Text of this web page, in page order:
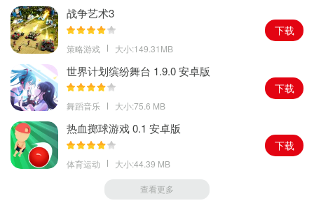
奇迹mu正宗续作是一款UE4电影级别魔幻手游，游戏的故事剧情、
人物、玩法等不同的元素都继承了奇迹mu，打造了最顶级的游戏画
面效果，颠覆了传统奇迹的华丽，为游戏玩家们带来了最正统的续
作，开始在这里重聚，去进行全新游戏世界的探索，重回巅峰时
刻。
战争艺术3
策略游戏 大小:149.31MB
下载
世界计划缤纷舞台 1.9.0 安卓版
舞蹈音乐 大小:75.6 MB
下载
热血掷球游戏 0.1 安卓版
体育运动 大小:44.39 MB
下载
查看更多